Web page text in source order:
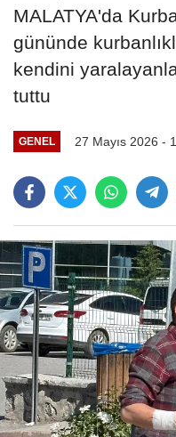
MALATYA'da
gününde
kendini
tuttu
GENEL 27 Mayıs 2026 -